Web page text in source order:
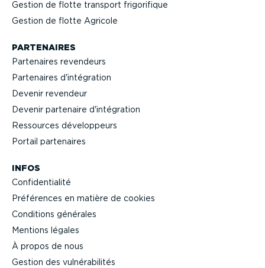
Gestion de flotte transport frigo­ri­fique
Gestion de flotte Agricole
PARTENAIRES
Partenaires revendeurs
Partenaires d'intégration
Devenir revendeur
Devenir partenaire d'intégration
Ressources dévelop­peurs
Portail partenaires
INFOS
Confi­den­tialité
Préférences en matière de cookies
Conditions générales
Mentions légales
À propos de nous
Gestion des vulné­ra­bi­lités